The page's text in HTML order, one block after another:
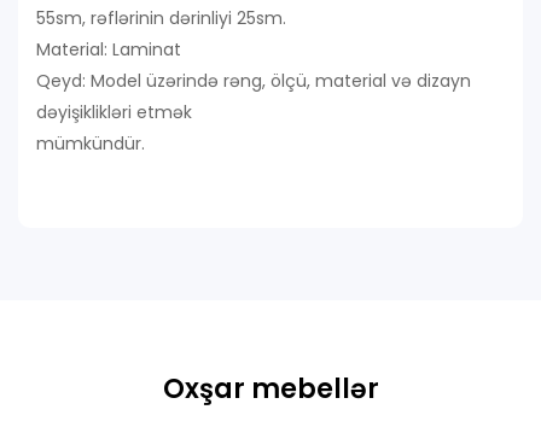
55sm, rəflərinin dərinliyi 25sm.
Material: Laminat
Qeyd: Model üzərində rəng, ölçü, material və dizayn
dəyişiklikləri etmək
mümkündür.
Oxşar mebellər